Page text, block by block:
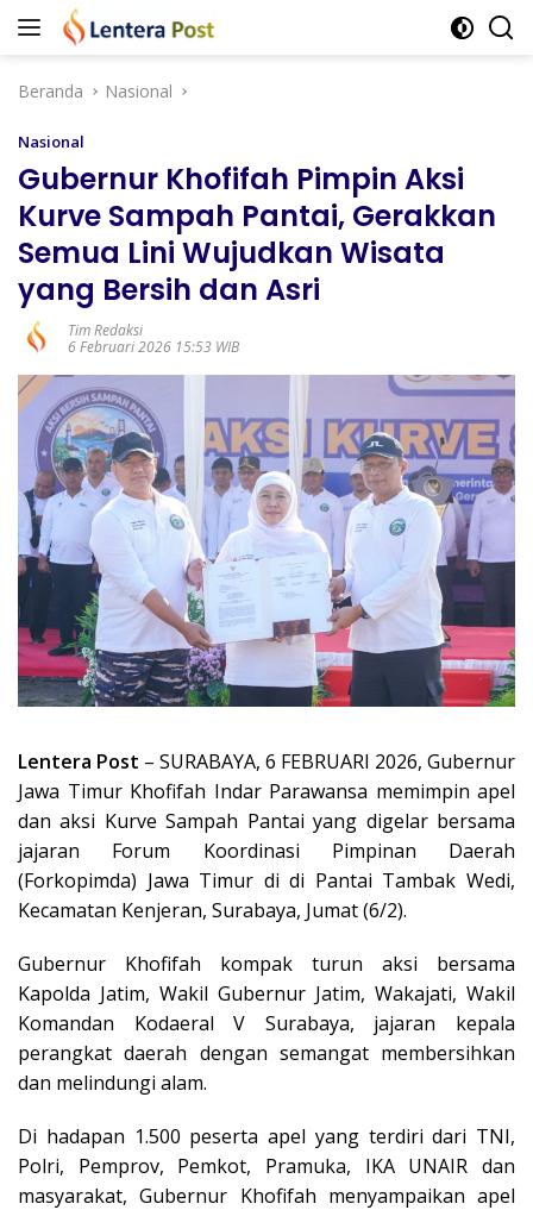
Langsung
Beranda
Nasional
Nasional
Gubernur Khofifah Pimpin Aksi
Kurve Sampah Pantai, Gerakkan
Semua Lini Wujudkan Wisata
yang Bersih dan Asri
Tim Redaksi
6 Februari 2026 15:53 WIB
Lentera Post – SURABAYA, 6 FEBRUARI 2026, Gubernur
Jawa Timur Khofifah Indar Parawansa memimpin apel
dan aksi Kurve Sampah Pantai yang digelar bersama
jajaran Forum Koordinasi Pimpinan Daerah
(Forkopimda) Jawa Timur di di Pantai Tambak Wedi,
Kecamatan Kenjeran, Surabaya, Jumat (6/2).
Gubernur Khofifah kompak turun aksi bersama
Kapolda Jatim, Wakil Gubernur Jatim, Wakajati, Wakil
Komandan Kodaeral V Surabaya, jajaran kepala
perangkat daerah dengan semangat membersihkan
dan melindungi alam.
Di hadapan 1.500 peserta apel yang terdiri dari TNI,
Polri, Pemprov, Pemkot, Pramuka, IKA UNAIR dan
masyarakat, Gubernur Khofifah menyampaikan apel